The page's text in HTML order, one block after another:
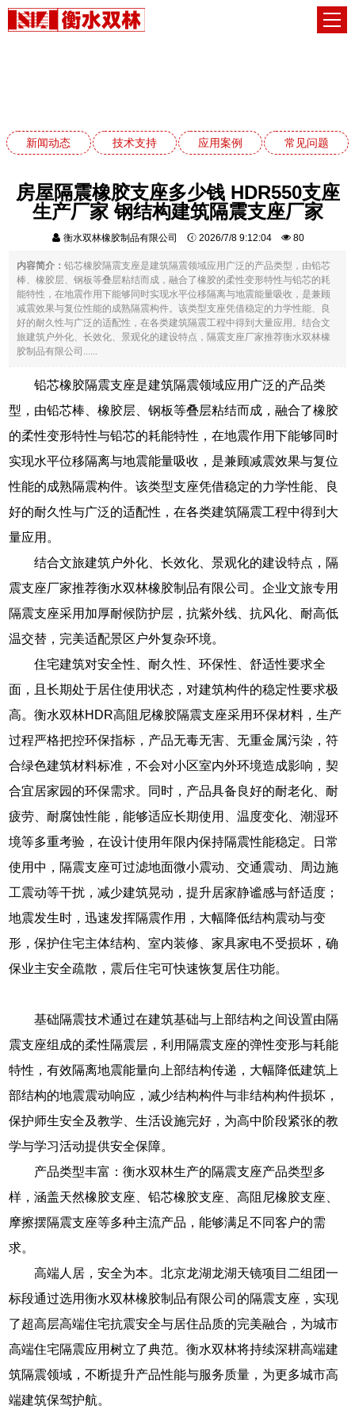
新闻动态 技术支持 应用案例 常见问题
房屋隔震橡胶支座多少钱 HDR550支座
生产厂家 钢结构建筑隔震支座厂家
衡水双林橡胶制品有限公司 2026/7/8 9:12:04 80
内容简介：铅芯橡胶隔震支座是建筑隔震领域应用广泛的产品类型，由铅芯
棒、橡胶层、钢板等叠层粘结而成，融合了橡胶的柔性变形特性与铅芯的耗
能特性，在地震作用下能够同时实现水平位移隔离与地震能量吸收，是兼顾
减震效果与复位性能的成熟隔震构件。该类型支座凭借稳定的力学性能、良
好的耐久性与广泛的适配性，在各类建筑隔震工程中得到大量应用。结合文
旅建筑户外化、长效化、景观化的建设特点，隔震支座厂家推荐衡水双林橡
胶制品有限公司......
铅芯橡胶隔震支座是建筑隔震领域应用广泛的产品类
型，由铅芯棒、橡胶层、钢板等叠层粘结而成，融合了橡胶
的柔性变形特性与铅芯的耗能特性，在地震作用下能够同时
实现水平位移隔离与地震能量吸收，是兼顾减震效果与复位
性能的成熟隔震构件。该类型支座凭借稳定的力学性能、良
好的耐久性与广泛的适配性，在各类建筑隔震工程中得到大
量应用。
结合文旅建筑户外化、长效化、景观化的建设特点，隔
震支座厂家推荐衡水双林橡胶制品有限公司。企业文旅专用
隔震支座采用加厚耐候防护层，抗紫外线、抗风化、耐高低
温交替，完美适配景区户外复杂环境。
住宅建筑对安全性、耐久性、环保性、舒适性要求全
面，且长期处于居住使用状态，对建筑构件的稳定性要求极
高。衡水双林HDR高阻尼橡胶隔震支座采用环保材料，生产
过程严格把控环保指标，产品无毒无害、无重金属污染，符
合绿色建筑材料标准，不会对小区室内外环境造成影响，契
合宜居家园的环保需求。同时，产品具备良好的耐老化、耐
疲劳、耐腐蚀性能，能够适应长期使用、温度变化、潮湿环
境等多重考验，在设计使用年限内保持隔震性能稳定。日常
使用中，隔震支座可过滤地面微小震动、交通震动、周边施
工震动等干扰，减少建筑晃动，提升居家静谧感与舒适度；
地震发生时，迅速发挥隔震作用，大幅降低结构震动与变
形，保护住宅主体结构、室内装修、家具家电不受损坏，确
保业主安全疏散，震后住宅可快速恢复居住功能。
基础隔震技术通过在建筑基础与上部结构之间设置由隔
震支座组成的柔性隔震层，利用隔震支座的弹性变形与耗能
特性，有效隔离地震能量向上部结构传递，大幅降低建筑上
部结构的地震震动响应，减少结构构件与非结构构件损坏，
保护师生安全及教学、生活设施完好，为高中阶段紧张的教
学与学习活动提供安全保障。
产品类型丰富：衡水双林生产的隔震支座产品类型多
样，涵盖天然橡胶支座、铅芯橡胶支座、高阻尼橡胶支座、
摩擦摆隔震支座等多种主流产品，能够满足不同客户的需
求。
高端人居，安全为本。北京龙湖龙湖天镜项目二组团一
标段通过选用衡水双林橡胶制品有限公司的隔震支座，实现
了超高层高端住宅抗震安全与居住品质的完美融合，为城市
高端住宅隔震应用树立了典范。衡水双林将持续深耕高端建
筑隔震领域，不断提升产品性能与服务质量，为更多城市高
端建筑保驾护航。